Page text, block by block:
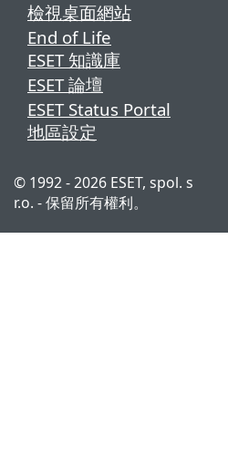
檢視桌面網站
End of Life
ESET 知識庫
ESET 論壇
ESET Status Portal
地區設定
© 1992 - 2026 ESET, spol. s
r.o. - 保留所有權利。